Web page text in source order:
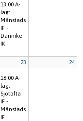
13:00 A-
lag:
Månstads
IF -
Dannike
IK
23
16:00 A-
lag:
Sjötofta
IF -
Månstads
IF
24